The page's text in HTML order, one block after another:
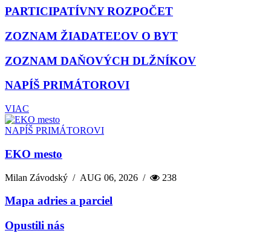
PARTICIPATÍVNY ROZPOČET
ZOZNAM ŽIADATEĽOV O BYT
ZOZNAM DAŇOVÝCH DLŽNÍKOV
NAPÍŠ PRIMÁTOROVI
VIAC
NAPÍŠ PRIMÁTOROVI
EKO mesto
Milan Závodský /AUG 06, 2026 / 238
Mapa adries a parciel
Opustili nás